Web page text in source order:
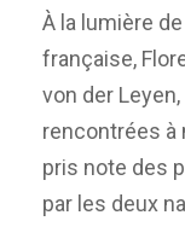
À la lumière
française,
von der
rencontrées à
pris note des
par les deux